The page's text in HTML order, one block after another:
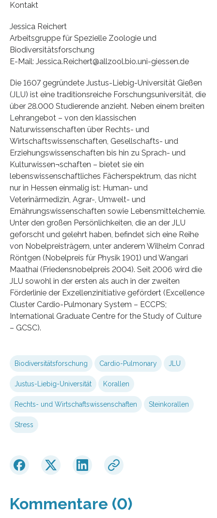
Kontakt
Jessica Reichert
Arbeitsgruppe für Spezielle Zoologie und
Biodiversitätsforschung
E-Mail: Jessica.Reichert@allzool.bio.uni-giessen.de
Die 1607 gegründete Justus-Liebig-Universität Gießen
(JLU) ist eine traditionsreiche Forschungsuniversität, die
über 28.000 Studierende anzieht. Neben einem breiten
Lehrangebot – von den klassischen
Naturwissenschaften über Rechts- und
Wirtschaftswissenschaften, Gesellschafts- und
Erziehungswissenschaften bis hin zu Sprach- und
Kulturwissen¬schaften – bietet sie ein
lebenswissenschaftliches Fächerspektrum, das nicht
nur in Hessen einmalig ist: Human- und
Veterinärmedizin, Agrar-, Umwelt- und
Ernährungswissenschaften sowie Lebensmittelchemie.
Unter den großen Persönlichkeiten, die an der JLU
geforscht und gelehrt haben, befindet sich eine Reihe
von Nobelpreisträgern, unter anderem Wilhelm Conrad
Röntgen (Nobelpreis für Physik 1901) und Wangari
Maathai (Friedensnobelpreis 2004). Seit 2006 wird die
JLU sowohl in der ersten als auch in der zweiten
Förderlinie der Exzellenzinitiative gefördert (Excellence
Cluster Cardio-Pulmonary System – ECCPS;
International Graduate Centre for the Study of Culture
– GCSC).
Biodiversitätsforschung Cardio-Pulmonary JLU
Justus-Liebig-Universität Korallen
Rechts- und Wirtschaftswissenschaften Steinkorallen
Stress
Kommentare (0)